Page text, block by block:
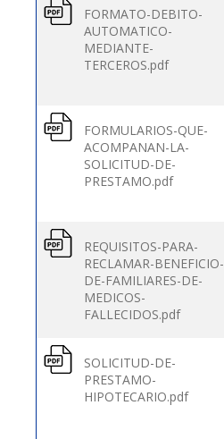
FORMATO-DEBITO-
AUTOMATICO-
MEDIANTE-
TERCEROS.pdf
FORMULARIOS-QUE-
ACOMPANAN-LA-
SOLICITUD-DE-
PRESTAMO.pdf
REQUISITOS-PARA-
RECLAMAR-BENEFICIO-
DE-FAMILIARES-DE-
MEDICOS-
FALLECIDOS.pdf
SOLICITUD-DE-
PRESTAMO-
HIPOTECARIO.pdf